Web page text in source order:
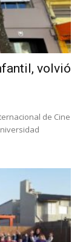
volvió
de Cine